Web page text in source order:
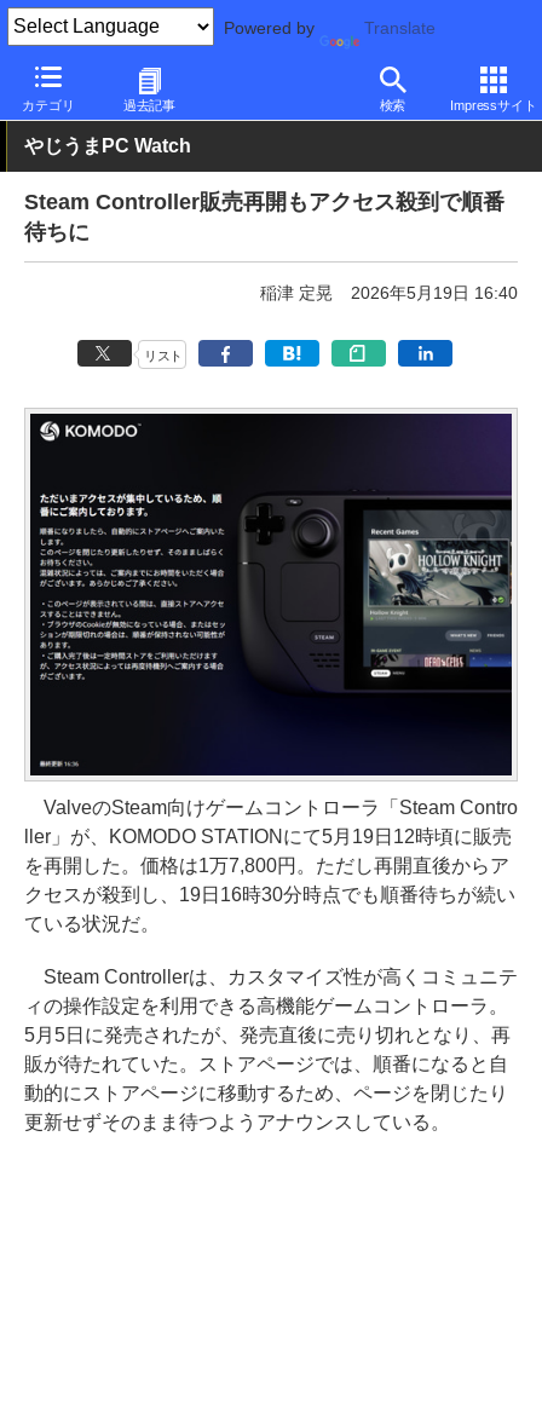
Powered by Translate
カテゴリ 過去記事 検索 Impressサイト
PC Watch 半導体/周辺機器 その他
やじうまPC Watch
Steam Controller販売再開もアクセス殺到で順番
待ちに
稲津 定晃 2026年5月19日 16:40
リスト
ValveのSteam向けゲームコントローラ「Steam Contro
ller」が、KOMODO STATIONにて5月19日12時頃に販売
を再開した。価格は1万7,800円。ただし再開直後からア
クセスが殺到し、19日16時30分時点でも順番待ちが続い
ている状況だ。
Steam Controllerは、カスタマイズ性が高くコミュニテ
ィの操作設定を利用できる高機能ゲームコントローラ。
5月5日に発売されたが、発売直後に売り切れとなり、再
販が待たれていた。ストアページでは、順番になると自
動的にストアページに移動するため、ページを閉じたり
更新せずそのまま待つようアナウンスしている。